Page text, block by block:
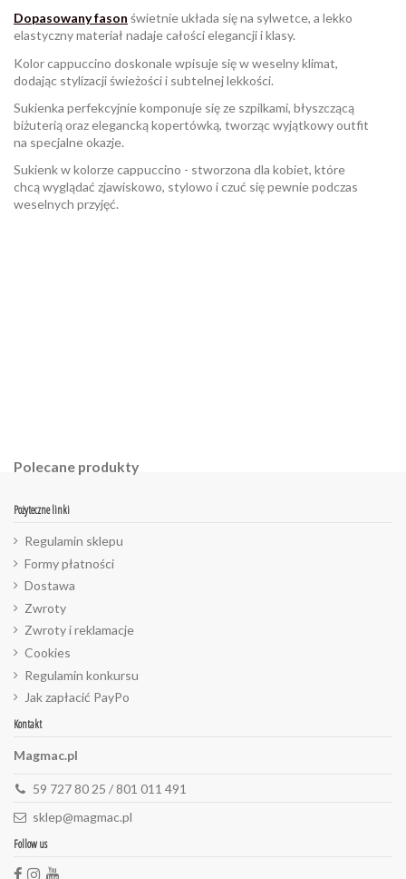
Dopasowany fason świetnie układa się na sylwetce, a lekko
elastyczny materiał nadaje całości elegancji i klasy.
Kolor cappuccino doskonale wpisuje się w weselny klimat,
dodając stylizacji świeżości i subtelnej lekkości.
Sukienka perfekcyjnie komponuje się ze szpilkami, błyszczącą
biżuterią oraz elegancką kopertówką, tworząc wyjątkowy outfit
na specjalne okazje.
Sukienk w kolorze cappuccino - stworzona dla kobiet, które
chcą wyglądać zjawiskowo, stylowo i czuć się pewnie podczas
weselnych przyjęć.
Polecane produkty
Pożyteczne linki
Regulamin sklepu
Formy płatności
Dostawa
Zwroty
Zwroty i reklamacje
Cookies
Regulamin konkursu
Jak zapłacić PayPo
Kontakt
Magmac.pl
59 727 80 25 / 801 011 491
sklep@magmac.pl
Follow us